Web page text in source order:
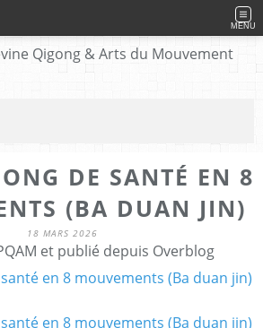
MENU
DE SANTÉ EN 8
(BA DUAN JIN)
18 MARS 2026
et publié depuis Overblog